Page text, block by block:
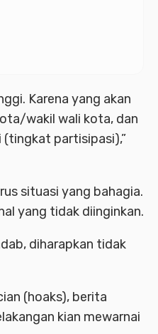
Karena yang akan
wakil wali kota, dan
(tingkat partisipasi),”
situasi yang bahagia.
yang tidak diinginkan.
diharapkan tidak
(hoaks), berita
kian mewarnai